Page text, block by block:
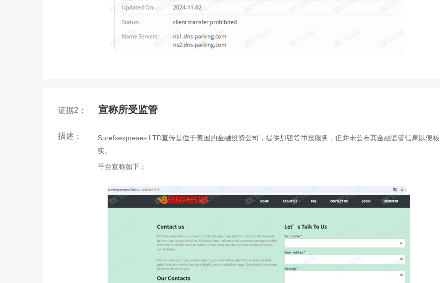
证据2： 宣称所受监管
描述：
Surefxexpreses LTD宣传是位于美国的金融投资公司，提供加密货币投服务，但并未公布其金融监管信息以便核
实。
平台宣称如下：